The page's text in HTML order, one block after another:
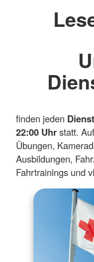
finden jeden
22:00 Uhrstatt.
Übungen,
Ausbildungen,
Fahrtrainings und